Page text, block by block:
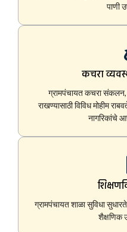
पाणी
कचरा
ग्रामपंचायत कचरा संकलन,
राखण्यासाठी विविध मोहीम
नागरिकांचे
ग्रामपंचायत शाळा सुविधा सुधारते
शैक्षणिक